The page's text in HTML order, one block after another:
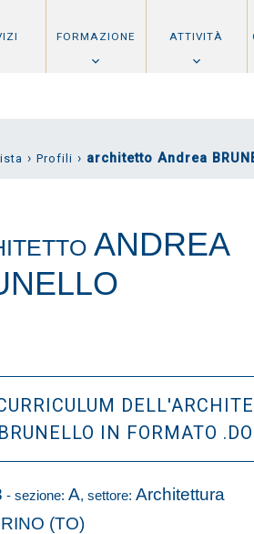
FORMAZIONE ATTIVITÀ
› Profili › architetto Andrea
ANDREA
IN FORMATO
- sezione: A, settore: Architettura
(TO)